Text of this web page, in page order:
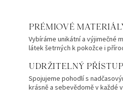
PRÉMIOVÉ
Vybíráme unikátní a výjimečné
látek šetrných k pokožce i
UDRŽITELNÝ PŘÍSTUP
Spojujeme pohodlí s
krásně a sebevědomě v každé